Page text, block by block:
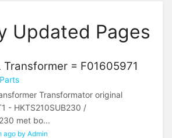
Updated Pages
Transformer = F01605971
Transformator original
- HKTS210SUB230 /
met bo...
ago by Admin